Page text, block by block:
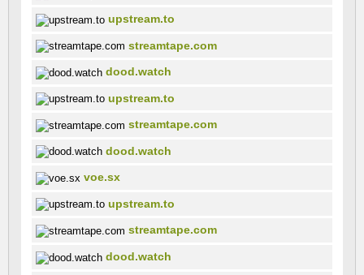
upstream.to
streamtape.com
dood.watch
upstream.to
streamtape.com
dood.watch
voe.sx
upstream.to
streamtape.com
dood.watch